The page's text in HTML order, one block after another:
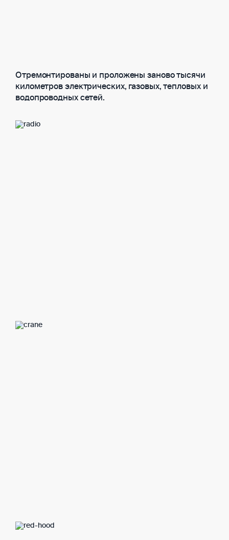
Отремонтированы и проложены заново тысячи
километров электрических, газовых, тепловых и
водопроводных сетей.